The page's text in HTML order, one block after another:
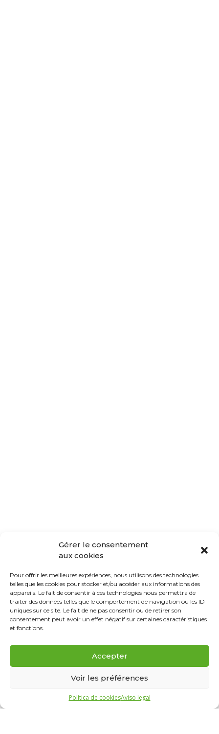
Gérer le consentement
aux cookies
Pour offrir les meilleures expériences, nous utilisons des technologies
telles que les cookies pour stocker et/ou accéder aux informations des
appareils. Le fait de consentir à ces technologies nous permettra de
traiter des données telles que le comportement de navigation ou les ID
uniques sur ce site. Le fait de ne pas consentir ou de retirer son
consentement peut avoir un effet négatif sur certaines caractéristiques
et fonctions.
Accepter
Voir les préférences
Política de cookiesAviso legal